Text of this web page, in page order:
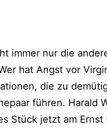
immer nur die
hat Angst vor
die zu
führen. Harald
Stück jetzt am Ernst